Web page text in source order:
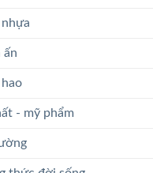
ấn
- mỹ phẩm